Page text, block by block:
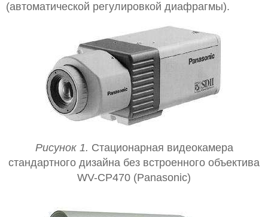
(автоматической регулировкой диафрагмы).
Рисунок 1. Стационарная видеокамера
стандартного дизайна без встроенного объектива
WV-CP470 (Panasonic)